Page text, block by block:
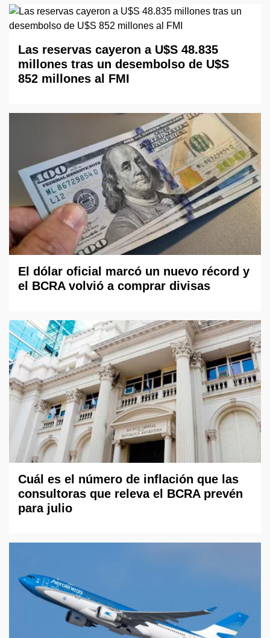
Las reservas cayeron a U$S 48.835
millones tras un desembolso de U$S
852 millones al FMI
El dólar oficial marcó un nuevo récord y
el BCRA volvió a comprar divisas
Cuál es el número de inflación que las
consultoras que releva el BCRA prevén
para julio